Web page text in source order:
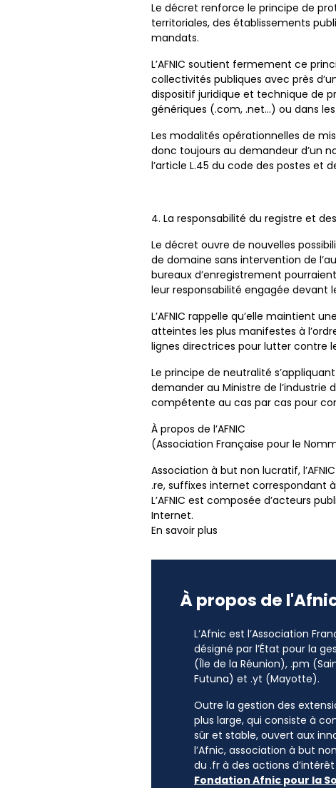
Le décret renforce le principe de
territoriales, des établissements
mandats.
L’AFNIC soutient fermement ce
collectivités publiques avec près
dispositif juridique et technique de
génériques (.com, .net…) ou dans
Les modalités opérationnelles de
donc toujours au demandeur d’un
l’article L.45 du code des postes et
4. La responsabilité du registre et
Le décret ouvre de nouvelles
de domaine sans intervention de
bureaux d’enregistrement
leur responsabilité engagée devant
L’AFNIC rappelle qu’elle maintient
atteintes les plus manifestes à
lignes directrices pour lutter contre
Le principe de neutralité
demander au Ministre de l’industrie
compétente au cas par cas pour
À propos de l’AFNIC
(Association Française pour le
Association à but non lucratif,
.re, suffixes internet correspondant
L’AFNIC est composée d’acteurs
Internet.
En savoir plus
À propos de
L’Afnic est l’Association
désigné par l’État pour la
(Île de la Réunion), .pm
Futuna) et .yt (Mayotte).
Outre la gestion des
plus large, qui consiste à
sûr et stable, ouvert aux
l’Afnic, association à but
du .fr à des actions
Fondation Afnic pour la